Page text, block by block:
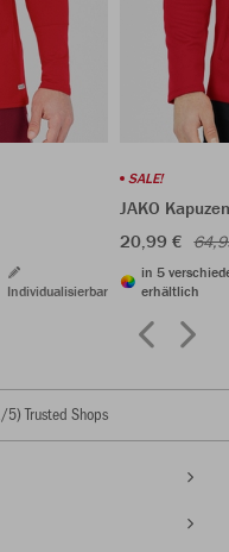
Individualisierbar
SALE!
JAKO
20,99 €
in 5
erhältlich
/5) Trusted Shops